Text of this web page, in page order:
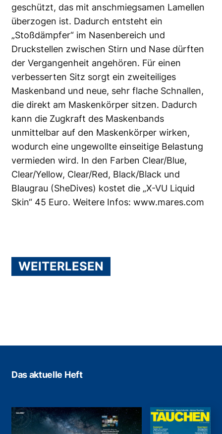
geschützt, das mit anschmiegsamen Lamellen
überzogen ist. Dadurch entsteht ein
„Stoßdämpfer“ im Nasenbereich und
Druckstellen zwischen Stirn und Nase dürften
der Vergangenheit angehören. Für einen
verbesserten Sitz sorgt ein zweiteiliges
Maskenband und neue, sehr flache Schnallen,
die direkt am Maskenkörper sitzen. Dadurch
kann die Zugkraft des Maskenbands
unmittelbar auf den Maskenkörper wirken,
wodurch eine ungewollte einseitige Belastung
vermieden wird. In den Farben Clear/Blue,
Clear/Yellow, Clear/Red, Black/Black und
Blaugrau (SheDives) kostet die „X-VU Liquid
Skin“ 45 Euro. Weitere Infos: www.mares.com
WEITERLESEN
Das aktuelle Heft